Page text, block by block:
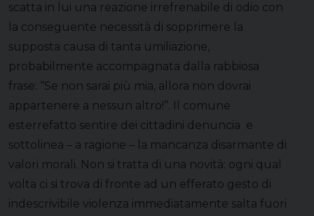
scatta in lui una reazione irrefrenabile di odio con
la conseguente necessità di sopprimere la
supposta causa di tanta umiliazione,
probabilmente accompagnata dalla rabbiosa
frase: “Se non sarai più mia, allora non dovrai
appartenere a nessun altro!”. Il comune
esterrefatto sentire dei cittadini denuncia e
sottolinea – a ragione – la mancanza disarmante di
valori morali. Non si tratta di una novità: ogni qual
volta ci si trova di fronte ad un efferato gesto di
indescrivibile violenza immediatamente salta fuori